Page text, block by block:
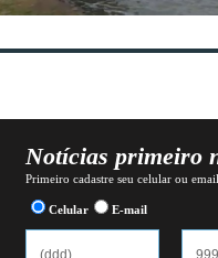
Notícias primeiro
Primeiro cadastre seu celular ou
Celular E-mail